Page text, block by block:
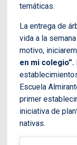
temáticas.
La entrega de
vida a la
motivo,
en mi colegio”.
Escuela
primer
iniciativa de
nativas.